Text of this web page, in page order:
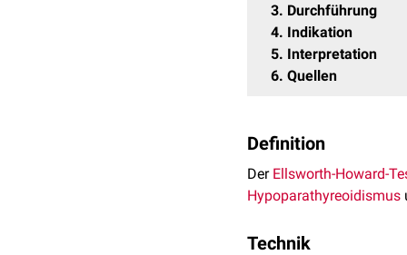
3 Durchführung
4 Indikation
5 Interpretation
6 Quellen
Definition
Der Ellsworth-Howard-
Hypoparathyreoidismus
Technik